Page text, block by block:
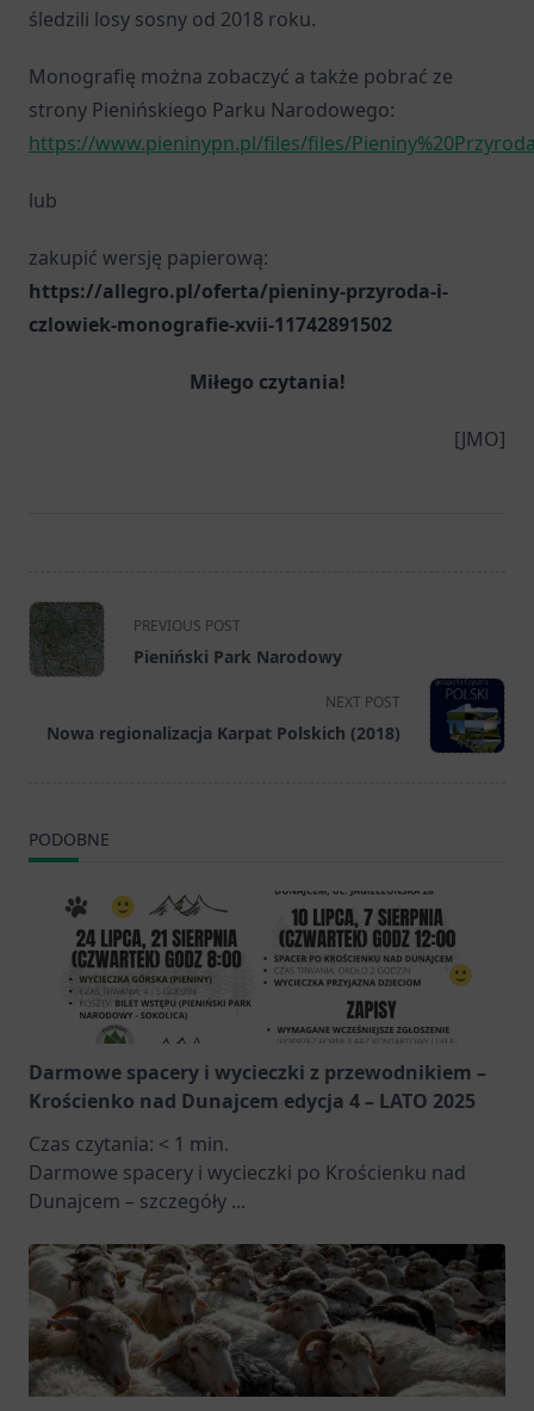
śledzili losy sosny od 2018 roku.
Monografię można zobaczyć a także pobrać ze
strony Pienińskiego Parku Narodowego:
https://www.pieninypn.pl/files/files/
lub
zakupić wersję papierową:
https://allegro.pl/oferta/pieniny-przyroda-i-
czlowiek-monografie-xvii-11742891502
Miłego czytania!
[JMO]
<span
class="nav-
subtitle
reader-
PREVIOUS POST
Pieniński Park Narodowy
NEXT POST
Nowa regionalizacja Karpat Polskich (2018)
PODOBNE
Darmowe spacery i wycieczki z przewodnikiem –
Krościenko nad Dunajcem edycja 4 – LATO 2025
Czas czytania: < 1 min.
Darmowe spacery i wycieczki po Krościenku nad
Dunajcem – szczegóły ...